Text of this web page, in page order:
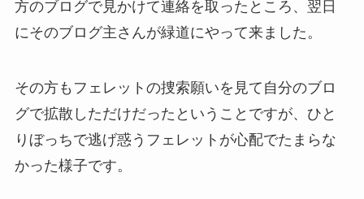
方のブログで見かけて連絡を取ったところ、翌日
にそのブログ主さんが緑道にやって来ました。
その方もフェレットの捜索願いを見て自分のブロ
グで拡散しただけだったということですが、ひと
りぼっちで逃げ惑うフェレットが心配でたまらな
かった様子です。